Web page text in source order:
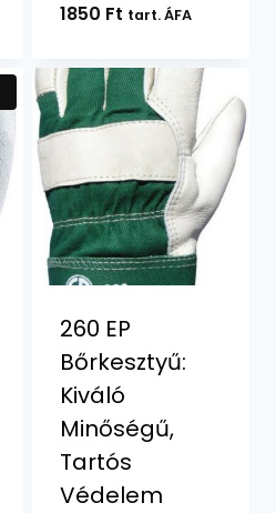
1850 Ft tart. ÁFA
260 EP
Bőrkesztyű:
Kiváló
Minőségű,
Tartós
Védelem